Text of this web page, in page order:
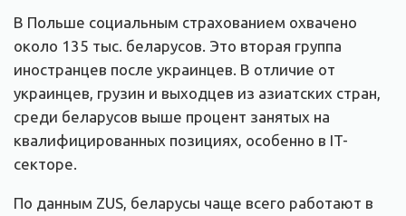
В Польше социальным страхованием охвачено
около 135 тыс. беларусов. Это вторая группа
иностранцев после украинцев. В отличие от
украинцев, грузин и выходцев из азиатских стран,
среди беларусов выше процент занятых на
квалифицированных позициях, особенно в IT-
секторе.
По данным ZUS, беларусы чаще всего работают в